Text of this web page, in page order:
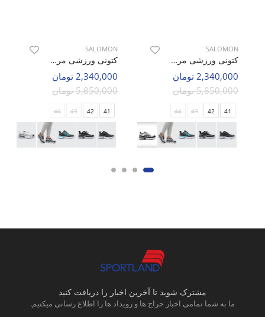
SALOMON
کتونی ورزشی مردانه سالامون Flex Connect M
2,340,000 تومان
5,850,000 تومان
41
42
43
44
SALOMON
کتونی ورزشی مردانه سالامون Flex Connect M
2,340,000 تومان
5,850,000 تومان
41
42
43
44
مشترک شوید تا آخرین اخبار را دریافت کنید
ما به شما تمامی اخبار حراج ها و رویداد ها را اطلاع رسانی میکنیم.